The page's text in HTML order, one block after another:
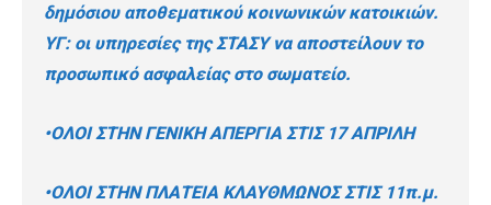
δημόσιου αποθεματικού κοινωνικών κατοικιών.
ΥΓ: οι υπηρεσίες της ΣΤΑΣΥ να αποστείλουν το
προσωπικό ασφαλείας στο σωματείο.
•ΟΛΟΙ ΣΤΗΝ ΓΕΝΙΚΗ ΑΠΕΡΓΙΑ ΣΤΙΣ 17 ΑΠΡΙΛΗ
•ΟΛΟΙ ΣΤΗΝ ΠΛΑΤΕΙΑ ΚΛΑΥΘΜΩΝΟΣ ΣΤΙΣ 11π.μ.